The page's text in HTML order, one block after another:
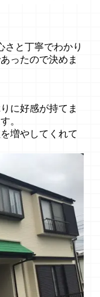
さと丁寧でわかり
ったので決めま
に好感が持てま
。
増やしてくれて